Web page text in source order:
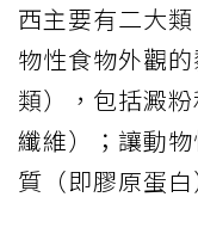
西主要有二大
物性食物外觀
類），包括澱
纖維）；讓動
質（即膠原蛋白